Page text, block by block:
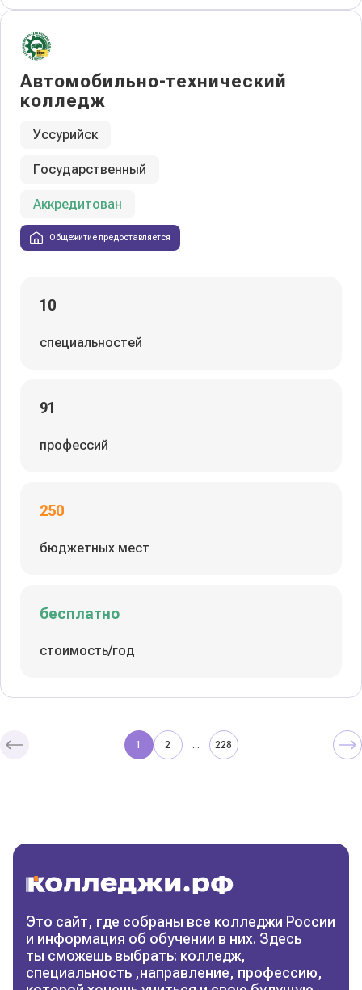
Автомобильно-технический
колледж
Уссурийск
Государственный
Аккредитован
Общежитие предоставляется
10
специальностей
91
профессий
250
бюджетных мест
бесплатно
стоимость/год
колледж
Фильтры
Сбросить фильтры
1 2 ... 228
Это сайт, где собраны все колледжи России
и информация об обучении в них. Здесь
ты сможешь выбрать: колледж,
специальность ,направление, профессию,